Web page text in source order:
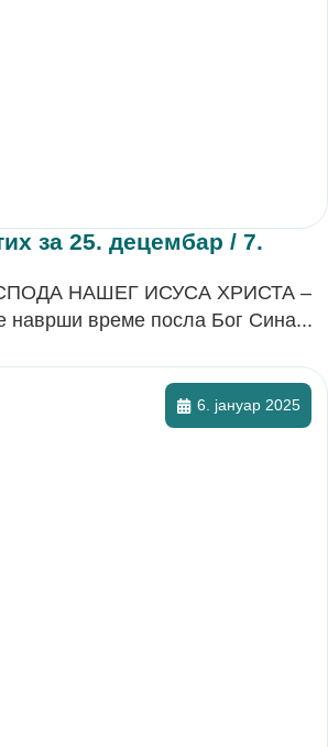
за 25. децембар / 7.
НАШЕГ ИСУСА ХРИСТА –
време посла Бог Сина...
6. јануар 2025